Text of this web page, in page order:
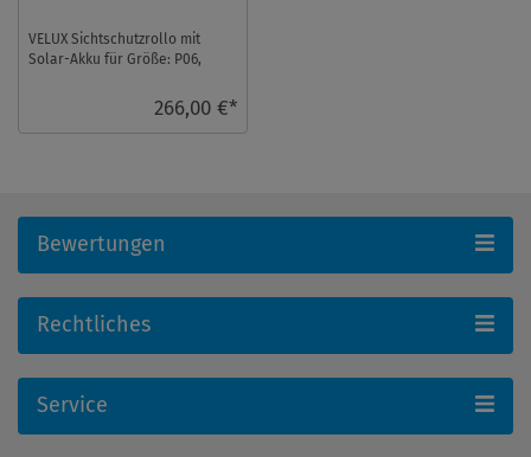
VELUX Sichtschutzrollo mit
Solar-Akku für Größe: P06,
Semitransparent, wei ...266,00 €*
Bewertungen
Rechtliches
Service